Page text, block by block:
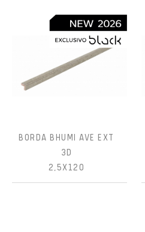
BORDA BHUMI AVE EXT
3D
2,5X120